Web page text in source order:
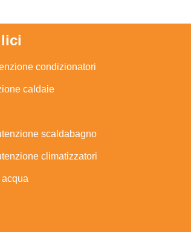
condizionatori
caldaie
scaldabagno
climatizzatori
acqua